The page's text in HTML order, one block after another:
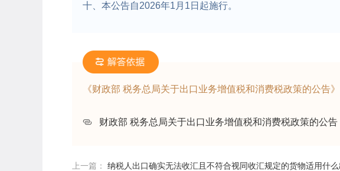
十、本公告自2026年1月1日起施行。
《财政部 税务总局关于出口业务增值税和消费税政策的公告
财政部 税务总局关于出口业务增值税和消费税政策的公
上一篇： 纳税人出口确实无法收汇且不符合视同收汇规定的货物适用什